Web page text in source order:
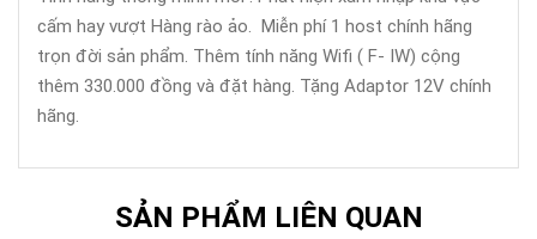
cấm hay vượt Hàng rào ảo. Miễn phí 1 host chính hãng
trọn đời sản phẩm. Thêm tính năng Wifi ( F- IW) cộng
thêm 330.000 đồng và đặt hàng. Tặng Adaptor 12V chính
hãng.
SẢN PHẨM LIÊN QUAN